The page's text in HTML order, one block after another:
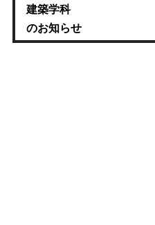
建築学科
のお知らせ